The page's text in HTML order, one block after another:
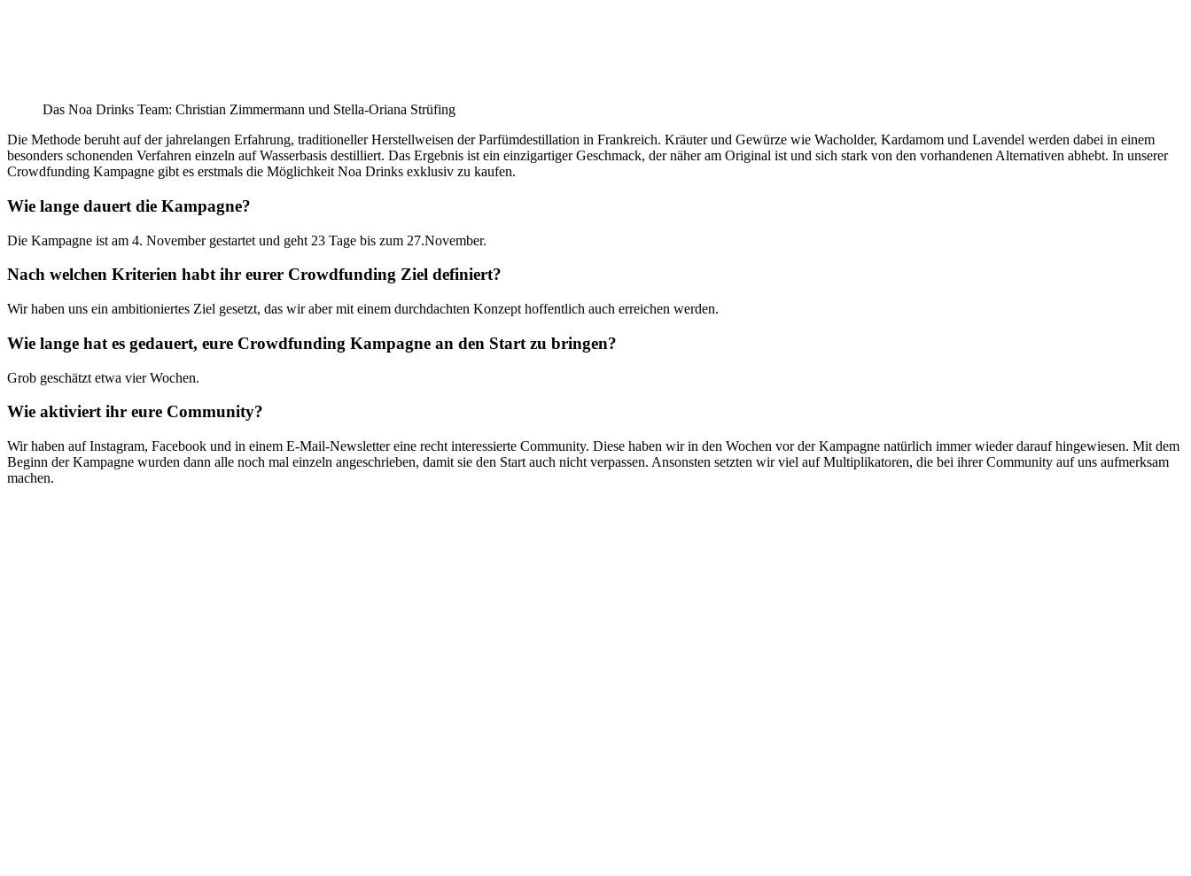
Das Noa Drinks Team: Christian Zimmermann und Stella-Oriana Strüfing
Die Methode beruht auf der jahrelangen Erfahrung, traditioneller Herstellweisen der Parfümdestillation in Frankreich. Kräuter und Gewürze wie Wacholder, Kardamom und Lavendel werden dabei in einem
besonders schonenden Verfahren einzeln auf Wasserbasis destilliert. Das Ergebnis ist ein einzigartiger Geschmack, der näher am Original ist und sich stark von den vorhandenen Alternativen abhebt. In unserer
Crowdfunding Kampagne gibt es erstmals die Möglichkeit Noa Drinks exklusiv zu kaufen.
Wie lange dauert die Kampagne?
Die Kampagne ist am 4. November gestartet und geht 23 Tage bis zum 27.November.
Nach welchen Kriterien habt ihr eurer Crowdfunding Ziel definiert?
Wir haben uns ein ambitioniertes Ziel gesetzt, das wir aber mit einem durchdachten Konzept hoffentlich auch erreichen werden.
Wie lange hat es gedauert, eure Crowdfunding Kampagne an den Start zu bringen?
Grob geschätzt etwa vier Wochen.
Wie aktiviert ihr eure Community?
Wir haben auf Instagram, Facebook und in einem E-Mail-Newsletter eine recht interessierte Community. Diese haben wir in den Wochen vor der Kampagne natürlich immer wieder darauf hingewiesen. Mit dem
Beginn der Kampagne wurden dann alle noch mal einzeln angeschrieben, damit sie den Start auch nicht verpassen. Ansonsten setzten wir viel auf Multiplikatoren, die bei ihrer Community auf uns aufmerksam
machen.